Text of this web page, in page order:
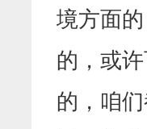
境方面
的，或
的，咱